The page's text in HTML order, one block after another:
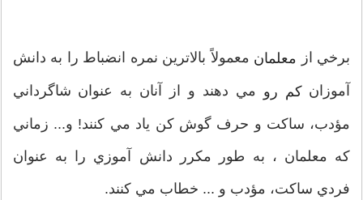
برخي از معلمان معمولاً بالاترين نمره انضباط را به دانش
آموزانکم رو مي دهند و از آنان به عنوان شاگرداني
مؤدب، ساکت و حرف گوش کن ياد مي کنند! و... زماني
که معلمان ، به طور مکرر دانش آموزي را به عنوان
فردي ساکت، مؤدب و ... خطاب مي کنند.